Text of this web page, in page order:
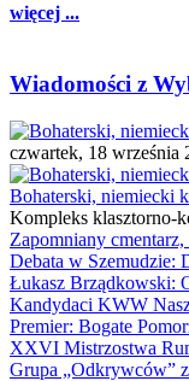
więcej ...
Wiadomości z
czwartek, 18 września
Bohaterski, niemiecki
Kompleks klasztorno-
Zapomniany
Debata w Szemudzie:
Łukasz Brządkowski:
Kandydaci KWW
Premier: Bogate
XXVI Mistrzostwa
Grupa „Odkrywców”